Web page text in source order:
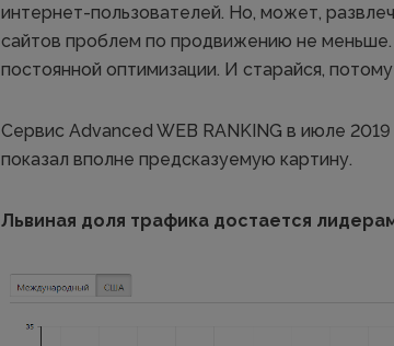
интернет-пользователей. Но, может,
сайтов проблем по продвижению не
постоянной оптимизации. И старайся,
Сервис Advanced WEB RANKING в июле 2019
показал вполне предсказуемую картину.
Львиная доля трафика достается